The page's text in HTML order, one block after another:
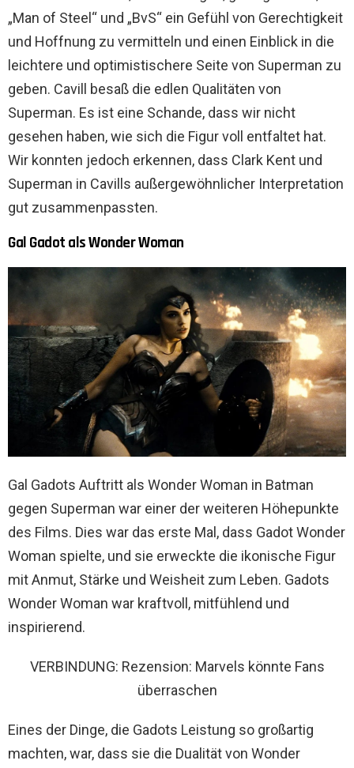
„Man of Steel“ und „BvS“ ein Gefühl von Gerechtigkeit
und Hoffnung zu vermitteln und einen Einblick in die
leichtere und optimistischere Seite von Superman zu
geben. Cavill besaß die edlen Qualitäten von
Superman. Es ist eine Schande, dass wir nicht
gesehen haben, wie sich die Figur voll entfaltet hat.
Wir konnten jedoch erkennen, dass Clark Kent und
Superman in Cavills außergewöhnlicher Interpretation
gut zusammenpassten.
Gal Gadot als Wonder Woman
Gal Gadots Auftritt als Wonder Woman in Batman
gegen Superman war einer der weiteren Höhepunkte
des Films. Dies war das erste Mal, dass Gadot Wonder
Woman spielte, und sie erweckte die ikonische Figur
mit Anmut, Stärke und Weisheit zum Leben. Gadots
Wonder Woman war kraftvoll, mitfühlend und
inspirierend.
VERBINDUNG: Rezension: Marvels könnte Fans
überraschen
Eines der Dinge, die Gadots Leistung so großartig
machten, war, dass sie die Dualität von Wonder